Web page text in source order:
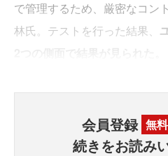
で管理するため、厳密なコン
林氏。テストを行った結果、
会員登録 無料
続きをお読み